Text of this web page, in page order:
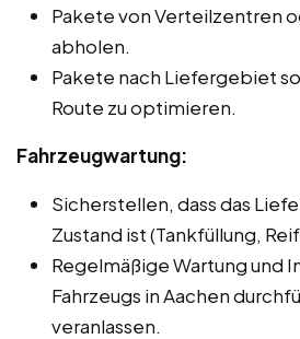
Pakete von Verteilzentren
abholen.
Pakete nach Liefergebiet
Route zu optimieren.
Fahrzeugwartung:
Sicherstellen, dass das
Zustand ist (Tankfüllung,
Regelmäßige Wartung und
Fahrzeugs in Aachen
veranlassen.